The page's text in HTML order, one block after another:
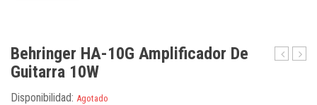
Behringer HA-10G Amplificador De
Guitarra 10W
Disponibilidad: Agotado